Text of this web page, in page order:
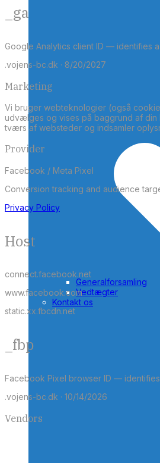
Generalforsamling
Vedtægter
Kontakt os
_ga
Google Analytics client ID — identifies
.vojens-bc.dk · 8/20/2027
Marketing
Vi bruger webteknologier (også
udvælges og vises på baggrund af
tværs af websteder og indsamler
Provider
Facebook / Meta Pixel
Conversion tracking and audience
Privacy Policy
Host
connect.facebook.net
www.facebook.com
static.xx.fbcdn.net
_fbp
Facebook Pixel browser ID —
.vojens-bc.dk · 10/14/2026
Vendors